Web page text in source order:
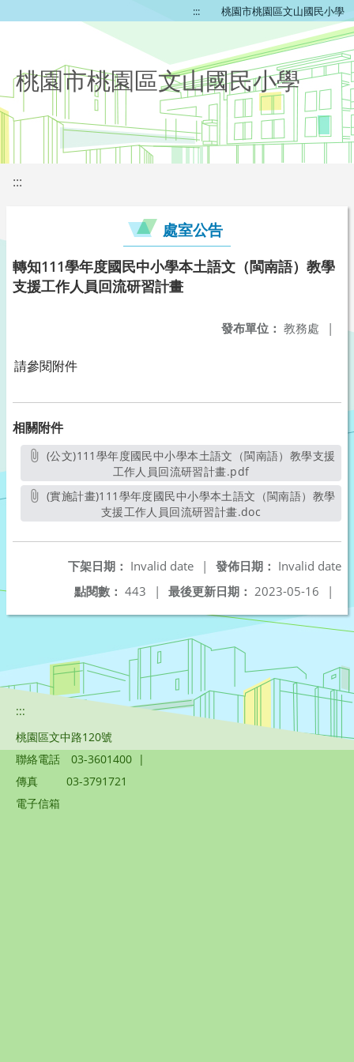
::: 桃園市桃園區文山國民小學
桃園市桃園區文山國民小學
:::
處室公告
轉知111學年度國民中小學本土語文（閩南語）教學
支援工作人員回流研習計畫
發布單位： 教務處 |
請參閱附件
相關附件
工作人員回流研習計畫.pdf另開新視窗
支援工作人員回流研習計畫.doc
發佈日期： Invalid date
下架日期： Invalid date
|
最後更新日期： 2023-05-16 |
點閱數： 443 |
:::
桃園區文中路120號
聯絡電話
03-3601400 |
傳真
03-3791721
電子信箱